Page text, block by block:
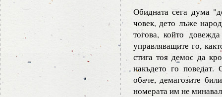
Обидната сега дума
човек, дето лъже
тогова, който
управляващите го,
стига тоя демос да
накъдето го поведат.
обаче, демагозите
номерата им не